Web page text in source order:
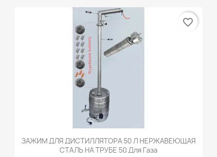
ЗАЖИМ ДЛЯ ДИСТИЛЛЯТОРА 50 Л НЕРЖАВЕЮЩАЯ
СТАЛЬ НА ТРУБЕ 50 Для Газа
favorite_border